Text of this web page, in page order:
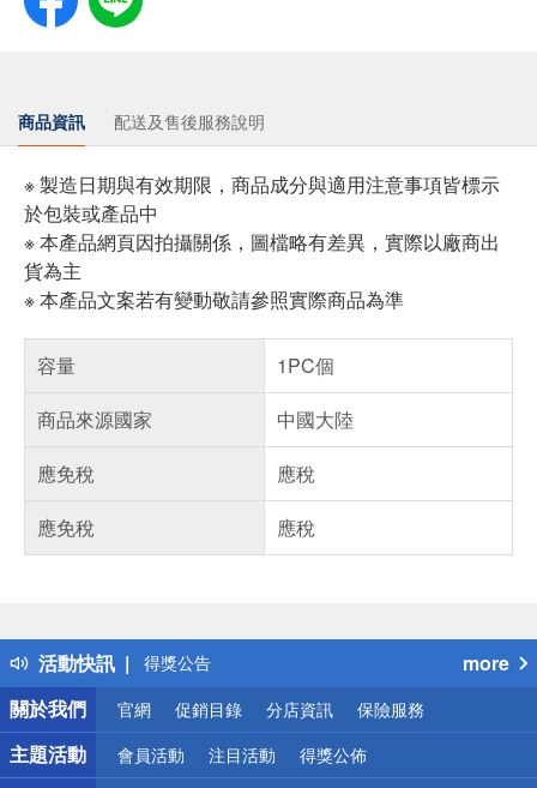
商品資訊 配送及售後服務說明
※ 製造日期與有效期限，商品成分與適用注意事項皆標示
於包裝或產品中
※ 本產品網頁因拍攝關係，圖檔略有差異，實際以廠商出
貨為主
※ 本產品文案若有變動敬請參照實際商品為準
容量
1PC個
商品來源國家
中國大陸
應免稅
應稅
應免稅
應稅
活動快訊
得獎公告
熱門話題
銀行優惠
偏遠地區配送
詐騙網頁！請小心！
more
關於我們
官網 促銷目錄 分店資訊 保險服務
主題活動 會員活動 注目活動 得獎公佈